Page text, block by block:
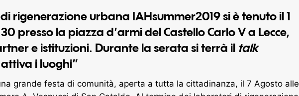
rigenerazione urbana IAHsummer2019si è tenuto il 1
presso la piazza d’armi del Castello Carlo V a Lecce,
e istituzioni. Durante la serata si terrà il talk
i luoghi”
grande festa di comunità, aperta a tutta la cittadinanza, il 7 Agosto alle